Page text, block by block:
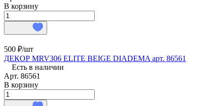
В корзину
500 ₽/шт
ДЕКОР MRV306 ELITE BEIGE DIADEMA арт. 86561
Есть в наличии
Арт. 86561
В корзину